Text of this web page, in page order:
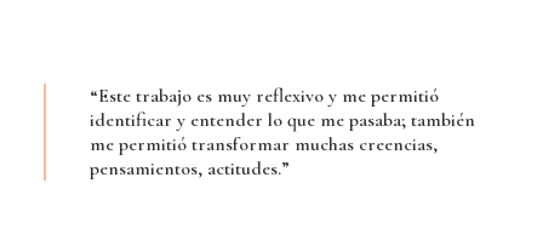
“Este trabajo es muy reflexivo y me permitió
identificar y entender lo que me pasaba; también
me permitió transformar muchas creencias,
pensamientos, actitudes.”